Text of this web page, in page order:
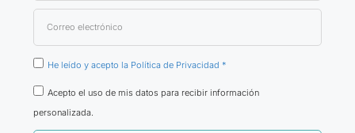
He leído y acepto la Política de Privacidad *
Acepto el uso de mis datos para recibir información
personalizada.